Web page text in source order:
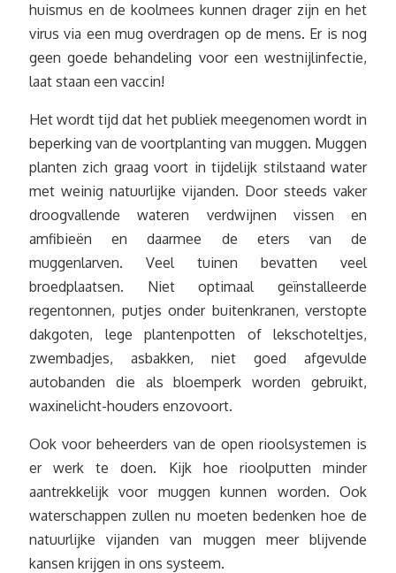
huismus en de koolmees kunnen drager zijn en het
virus via een mug overdragen op de mens. Er is nog
geen goede behandeling voor een westnijlinfectie,
laat staan een vaccin!
Het wordt tijd dat het publiek meegenomen wordt in
beperking van de voortplanting van muggen. Muggen
planten zich graag voort in tijdelijk stilstaand water
met weinig natuurlijke vijanden. Door steeds vaker
droogvallende wateren verdwijnen vissen en
amfibieën en daarmee de eters van de
muggenlarven. Veel tuinen bevatten veel
broedplaatsen. Niet optimaal geïnstalleerde
regentonnen, putjes onder buitenkranen, verstopte
dakgoten, lege plantenpotten of lekschoteltjes,
zwembadjes, asbakken, niet goed afgevulde
autobanden die als bloemperk worden gebruikt,
waxinelicht-houders enzovoort.
Ook voor beheerders van de open rioolsystemen is
er werk te doen. Kijk hoe rioolputten minder
aantrekkelijk voor muggen kunnen worden. Ook
waterschappen zullen nu moeten bedenken hoe de
natuurlijke vijanden van muggen meer blijvende
kansen krijgen in ons systeem.